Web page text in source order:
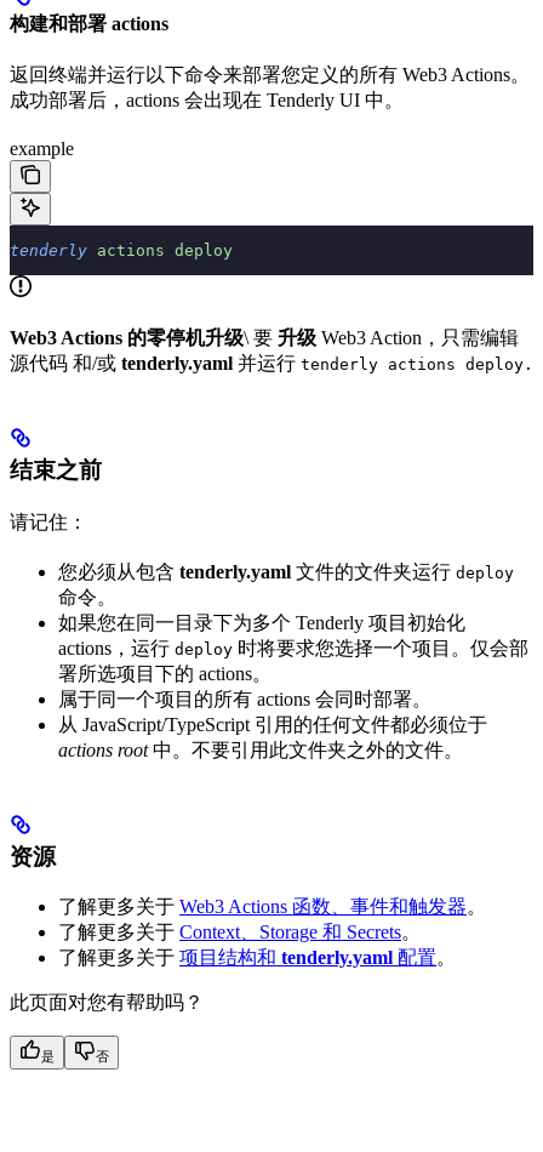
构建和部署 actions
返回终端并运行以下命令来部署您定义的所有 Web3 Actions。
成功部署后，actions 会出现在 Tenderly UI 中。
example
tenderly actions deploy
Web3 Actions 的零停机升级\ 要 升级 Web3 Action，只需编辑
源代码 和/或 tenderly.yaml 并运行 tenderly actions deploy.
结束之前
请记住：
您必须从包含 tenderly.yaml 文件的文件夹运行 deploy
命令。
如果您在同一目录下为多个 Tenderly 项目初始化
actions，运行 deploy 时将要求您选择一个项目。仅会部
署所选项目下的 actions。
属于同一个项目的所有 actions 会同时部署。
从 JavaScript/TypeScript 引用的任何文件都必须位于
actions root中。不要引用此文件夹之外的文件。
资源
了解更多关于 Web3 Actions 函数、事件和触发器。
了解更多关于 Context、Storage 和 Secrets。
了解更多关于 项目结构和 tenderly.yaml 配置。
此页面对您有帮助吗？
是 否